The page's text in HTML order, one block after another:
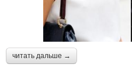
читать дальше →